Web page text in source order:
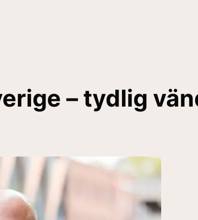
– tydlig